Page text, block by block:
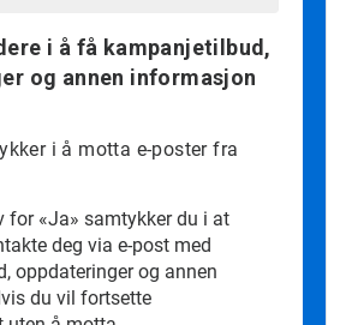
i å få kampanjetilbud,
og annen informasjon
i å motta e-poster fra
for «Ja» samtykker du i at
deg via e-post med
oppdateringer og annen
du vil fortsette